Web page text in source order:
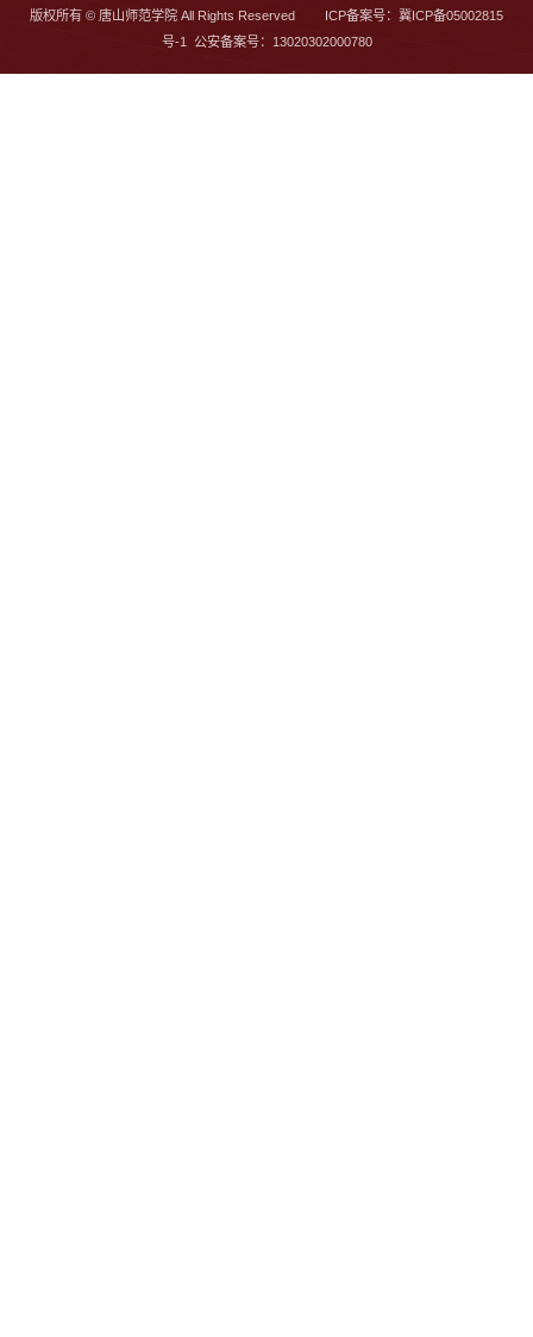
版权所有 © 唐山师范学院 All Rights Reserved ICP备案号：冀ICP备05002815
号-1 公安备案号：13020302000780